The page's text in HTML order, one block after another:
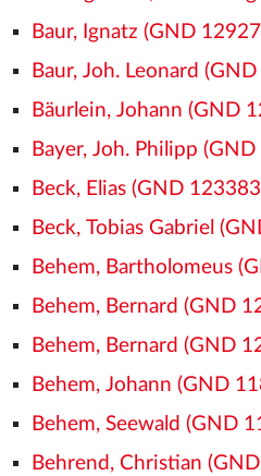
Baur, Ignatz (GND
Baur, Joh. Leonard
Bäurlein, Johann (GND
Bayer, Joh. Philipp
Beck, Elias (GND
Beck, Tobias Gabriel
Behem, Bartholomeus
Behem, Bernard (GND
Behem, Bernard (GND
Behem, Johann (GND
Behem, Seewald (GND
Behrend, Christian